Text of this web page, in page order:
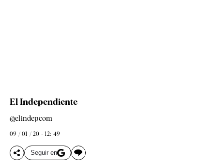
El Independiente
@elindepcom
09 / 01 / 20 - 12: 49
Seguir en